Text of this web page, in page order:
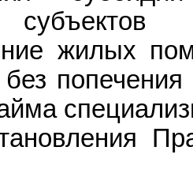
субъектов
жилых